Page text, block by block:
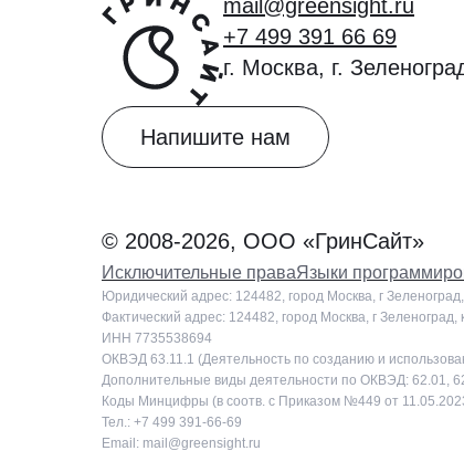
mail@greensight.ru
+7 499 391 66 69
г. Москва, г.
Напишите нам
© 2008-2026, ООО «ГринСайт»
Исключительные праваЯзыки
Юридический адрес: 124482, город Москва, г
Фактический адрес: 124482, город Москва, г
ИНН 7735538694
ОКВЭД 63.11.1 (Деятельность по созданию и
Дополнительные виды деятельности по ОКВЭД: 62.01,
Коды Минцифры (в соотв. с Приказом №449 от
Тел.: +7 499 391-66-69
Email: mail@greensight.ru